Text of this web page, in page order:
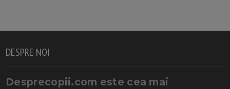
DESPRE NOI
Desprecopii.com este cea mai